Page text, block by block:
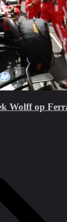
Wolff op